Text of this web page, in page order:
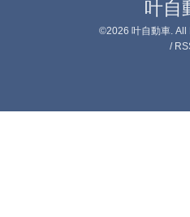
叶自
©2026 叶自動車. All
/